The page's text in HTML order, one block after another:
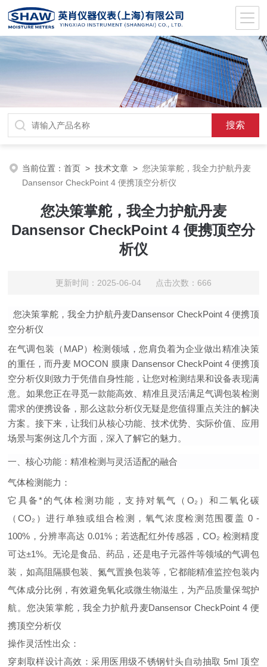
当前位置：首页 >技术文章 >您决策掌舵，我全力护航丹麦
Dansensor CheckPoint 4 便携顶空分析仪
您决策掌舵，我全力护航丹麦
Dansensor CheckPoint 4 便携顶空分
析仪
更新时间：2025-06-04 点击次数：666
您决策掌舵，我全力护航丹麦Dansensor CheckPoint 4 便携顶
空分析仪
在气调包装（MAP）检测领域，您肩负着为企业做出精准决策
的重任，而丹麦 MOCON 膜康 Dansensor CheckPoint 4 便携顶
空分析仪则致力于凭借自身性能，让您对检测结果和设备表现满
意。如果您正在寻觅一款能高效、精准且灵活满足气调包装检测
需求的便携设备，那么这款分析仪无疑是您值得重点关注的解决
方案。接下来，让我们从核心功能、技术优势、实际价值、应用
场景与案例这几个方面，深入了解它的魅力。
一、核心功能：精准检测与灵活适配的融合
气体检测能力 ：
它具备*的气体检测功能，支持对氧气（O₂）和二氧化碳
（CO₂）进行单独或组合检测，氧气浓度检测范围覆盖 0 -
100%，分辨率高达 0.01%；若选配红外传感器，CO₂ 检测精度
可达±1%。无论是食品、药品，还是电子元器件等领域的气调包
装，如高阻隔膜包装、氮气置换包装等，它都能精准监控包装内
气体成分比例，有效避免氧化或微生物滋生，为产品质量保驾护
航。 您决策掌舵，我全力护航丹麦Dansensor CheckPoint 4 便
携顶空分析仪
操作灵活性出众 ：
穿刺取样设计高效 ：采用医用级不锈钢针头自动抽取 5ml 顶空